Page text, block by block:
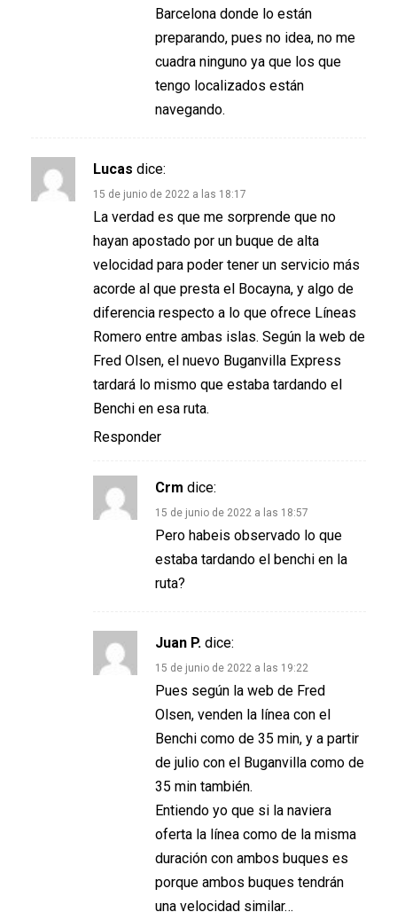
Barcelona donde lo están
preparando, pues no idea, no me
cuadra ninguno ya que los que
tengo localizados están
navegando.
Lucas dice:
15 de junio de 2022 a las 18:17
La verdad es que me sorprende que no
hayan apostado por un buque de alta
velocidad para poder tener un servicio más
acorde al que presta el Bocayna, y algo de
diferencia respecto a lo que ofrece Líneas
Romero entre ambas islas. Según la web de
Fred Olsen, el nuevo Buganvilla Express
tardará lo mismo que estaba tardando el
Benchi en esa ruta.
Responder
Crm dice:
15 de junio de 2022 a las 18:57
Pero habeis observado lo que
estaba tardando el benchi en la
ruta?
Juan P. dice:
15 de junio de 2022 a las 19:22
Pues según la web de Fred
Olsen, venden la línea con el
Benchi como de 35 min, y a partir
de julio con el Buganvilla como de
35 min también.
Entiendo yo que si la naviera
oferta la línea como de la misma
duración con ambos buques es
porque ambos buques tendrán
una velocidad similar…